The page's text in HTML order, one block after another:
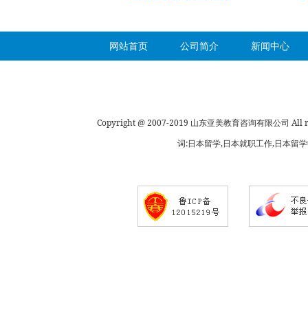
网站首页 公司简介 新闻中心
Copyright @ 2007-2019 山东亚美教育咨询有限公司
词:日本留学,日本就职工作,日本留